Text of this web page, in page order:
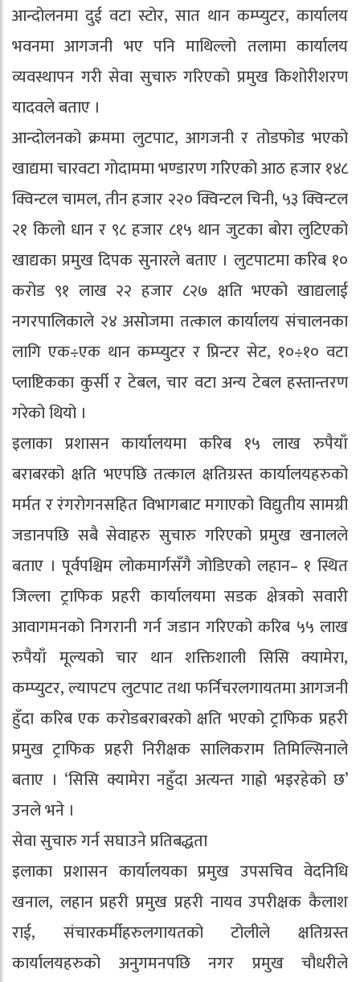
आन्दोलनमा दुई वटा स्टोर, सात थान कम्प्युटर, कार्यालय
भवनमा आगजनी भए पनि माथिल्लो तलामा कार्यालय
व्यवस्थापन गरी सेवा सुचारु गरिएको प्रमुख किशोरीशरण
यादवले बताए ।
आन्दोलनको क्रममा लुटपाट, आगजनी र तोडफोड भएको
खाद्यमा चारवटा गोदाममा भण्डारण गरिएको आठ हजार १४८
क्विन्टल चामल, तीन हजार २२० क्विन्टल चिनी, ५३ क्विन्टल
२१ किलो धान र ९८ हजार ८१५ थान जुटका बोरा लुटिएको
खाद्यका प्रमुख दिपक सुनारले बताए । लुटपाटमा करिब १०
करोड ९१ लाख २२ हजार ८२७ क्षति भएको खाद्यलाई
नगरपालिकाले २४ असोजमा तत्काल कार्यालय संचालनका
लागि एक÷एक थान कम्प्युटर र प्रिन्टर सेट, १०÷१० वटा
प्लाष्टिकका कुर्सी र टेबल, चार वटा अन्य टेबल हस्तान्तरण
गरेको थियो ।
इलाका प्रशासन कार्यालयमा करिब १५ लाख रुपैयाँ
बराबरको क्षति भएपछि तत्काल क्षतिग्रस्त कार्यालयहरुको
मर्मत र रंगरोगनसहित विभागबाट मगाएको विद्युतीय सामग्री
जडानपछि सबै सेवाहरु सुचारु गरिएको प्रमुख खनालले
बताए । पूर्वपश्चिम लोकमार्गसँगै जोडिएको लहान– १ स्थित
जिल्ला ट्राफिक प्रहरी कार्यालयमा सडक क्षेत्रको सवारी
आवागमनको निगरानी गर्न जडान गरिएको करिब ५५ लाख
रुपैयाँ मूल्यको चार थान शक्तिशाली सिसि क्यामेरा,
कम्प्युटर, ल्यापटप लुटपाट तथा फर्निचरलगायतमा आगजनी
हुँदा करिब एक करोडबराबरको क्षति भएको ट्राफिक प्रहरी
प्रमुख ट्राफिक प्रहरी निरीक्षक सालिकराम तिमिल्सिनाले
बताए । ‘सिसि क्यामेरा नहुँदा अत्यन्त गाह्रो भइरहेको छ’
उनले भने ।
सेवा सुचारु गर्न सघाउने प्रतिबद्धता
इलाका प्रशासन कार्यालयका प्रमुख उपसचिव वेदनिधि
खनाल, लहान प्रहरी प्रमुख प्रहरी नायव उपरीक्षक कैलाश
राई, संचारकर्मीहरुलगायतको टोलीले क्षतिग्रस्त
कार्यालयहरुको अनुगमनपछि नगर प्रमुख चौधरीले